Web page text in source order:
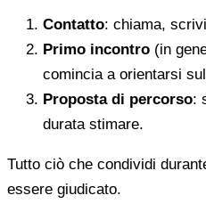
Contatto: chiama,
Primo incontro (in
comincia a orientarsi
Proposta di percorso:
durata stimare.
Tutto ciò che condividi
essere giudicato.